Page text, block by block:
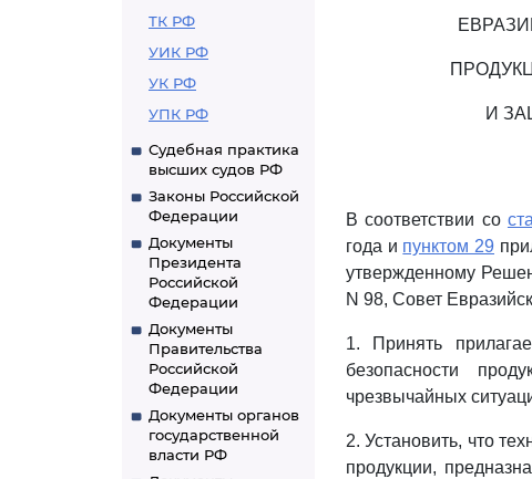
ТК РФ
УИК РФ
УК РФ
УПК РФ
Судебная практика
высших судов РФ
Законы Российской
Федерации
Документы
Президента
Российской
Федерации
Документы
Правительства
Российской
Федерации
Документы органов
государственной
власти РФ
И
В соответствии со
года и пунктом 29
утвержденному
N 98, Совет
1. Принять
безопасности
чрезвычайных
2. Установить, что
продукции,